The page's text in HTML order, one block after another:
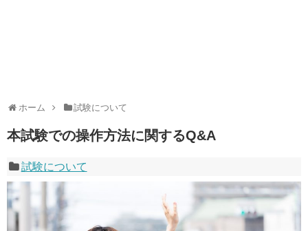
ホーム 試験について
本試験での操作方法に関するQ&A
試験について